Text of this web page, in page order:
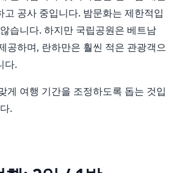
공사 중입니다. 밤문화는 제한적입
습니다. 하지만 국립공원은 베트남
공하며, 란하만은 훨씬 적은 관광객으
다.
게 여행 기간을 조정하도록 돕는 것입
.